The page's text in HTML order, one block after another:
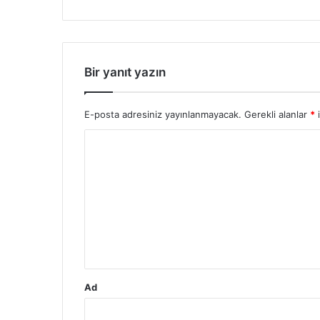
Bir yanıt yazın
E-posta adresiniz yayınlanmayacak. Gerekli alanlar *
Ad